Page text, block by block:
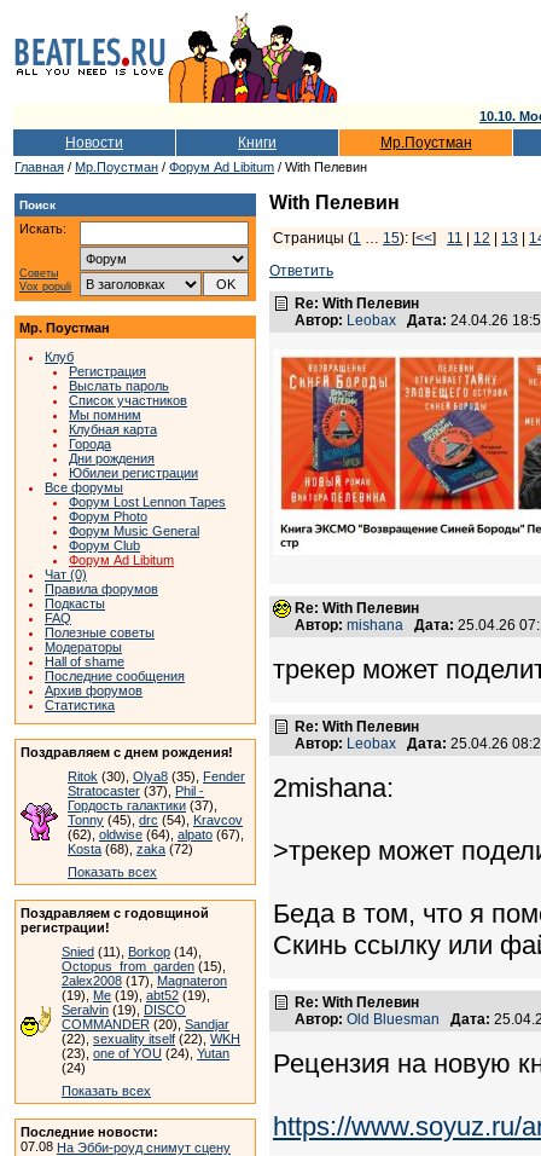
10.10.
Новости Книги Мр.Поустман
Главная / Мр.Поустман / Форум Ad Libitum / With Пелевин
Поиск
Искать:
Советы
Vox populi
Мр. Поустман
Клуб
Регистрация
Выслать пароль
Список участников
Мы помним
Клубная карта
Города
Дни рождения
Юбилеи регистрации
Все форумы
Форум Lost Lennon Tapes
Форум Photo
Форум Music General
Форум Club
Форум Ad Libitum
Чат (0)
Правила форумов
Подкасты
FAQ
Полезные советы
Модераторы
Hall of shame
Последние сообщения
Архив форумов
Статистика
Поздравляем с днем рождения!
Ritok (30), Olya8 (35), Fender
Stratocaster (37), Phil -
Гордость галактики (37),
Tonny (45), drc (54), Kravcov
(62), oldwise (64), alpato (67),
Kosta (68), zaka (72)
Показать всех
Поздравляем с годовщиной
регистрации!
Snied (11), Borkop (14),
Octopus_from_garden (15),
2alex2008 (17), Magnateron
(19), Me (19), abt52 (19),
Seralvin (19), DISCO
COMMANDER (20), Sandjar
(22), sexuality itself (22), WKH
(23), one of YOU (24), Yutan
(24)
Показать всех
Последние новости:
07.08 На Эбби-роуд снимут сцену
With Пелевин
Страницы (1 … 15): [<<] 11 12 13
Ответить
Re: With Пелевин
Автор: Leobax Дата: 24.04.26
Re: With Пелевин
Автор: mishana Дата: 25.04.26
трекер может
Re: With Пелевин
Автор: Leobax Дата: 25.04.26
2mishana:
>трекер может
Беда в том, что я
Скинь ссылку или
Re: With Пелевин
Автор: Old Bluesman Дата:
Рецензия на новую
https://www.soyuz.ru/